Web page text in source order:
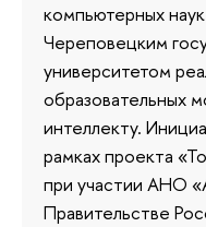
компьютерных
Череповецким
университетом
образовательных
интеллекту.
рамках проекта
при участии АНО
Правительстве